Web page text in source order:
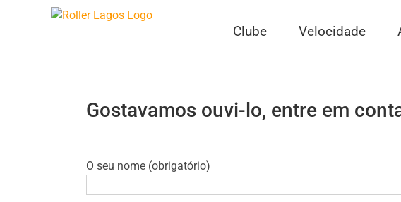
Clube Velocidade
Gostavamos ouvi-lo, entre em
O seu nome (obrigatório)